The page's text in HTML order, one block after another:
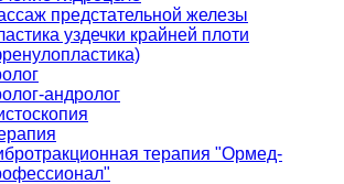
предстательной железы
уздечки крайней плоти
андролог
терапия "Ормед-